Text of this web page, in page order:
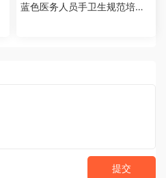
蓝色医务人员手卫生规范培训
提交